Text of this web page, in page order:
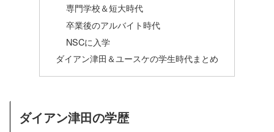
専門学校＆短大時代
卒業後のアルバイト時代
NSCに入学
ダイアン津田＆ユースケの学生時代まとめ
ダイアン津田の学歴